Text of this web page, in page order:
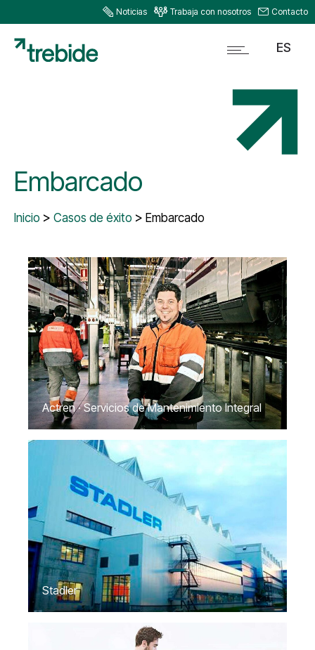
Noticias Trabaja con nosotros Contacto
ES
Embarcado
Inicio Casos de éxito Embarcado
Actren · Servicios de Mantenimiento Integral
Stadler